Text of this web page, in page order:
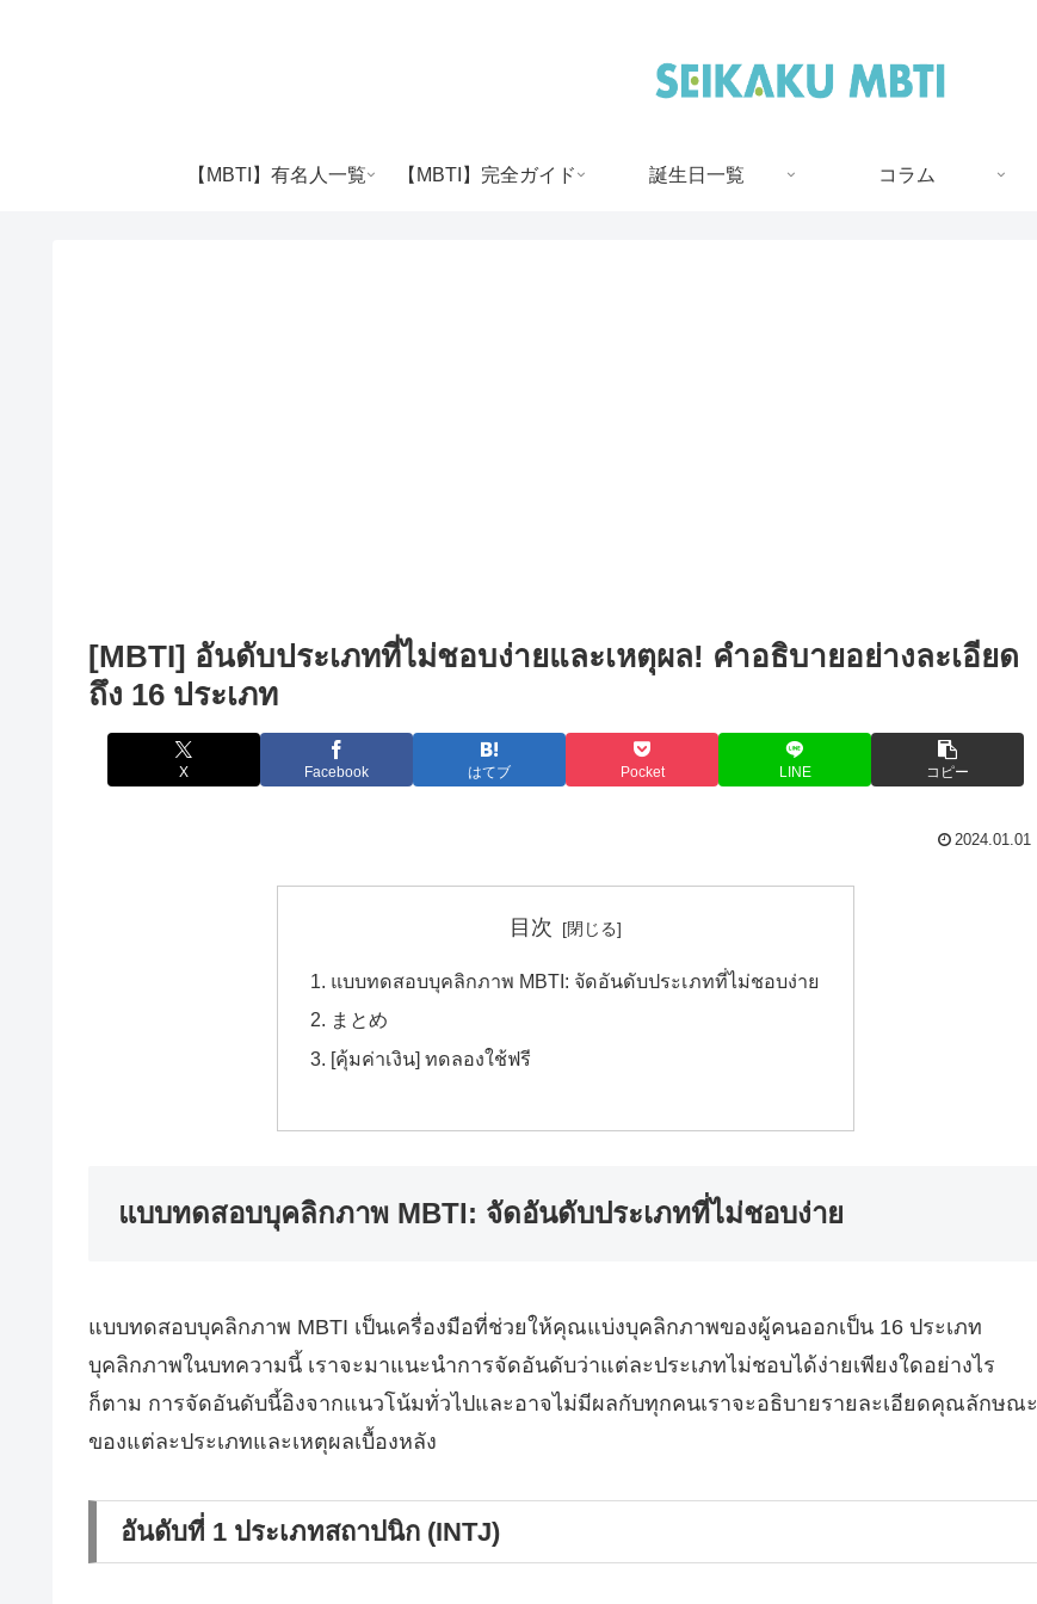
【MBTI】有名人一覧 【MBTI】完全ガイド 誕生日一覧 コラム
[MBTI] อันดับประเภทที่ไม่ชอบง่ายและเหตุผล! คำอธิบายอย่างละเอียด
ถึง 16 ประเภท
X Facebook はてブ Pocket LINE コピー
2024.01.01
目次
แบบทดสอบบุคลิกภาพ MBTI: จัดอันดับประเภทที่ไม่ชอบง่าย
まとめ
[คุ้มค่าเงิน] ทดลองใช้ฟรี
แบบทดสอบบุคลิกภาพ MBTI: จัดอันดับประเภทที่ไม่ชอบง่าย
แบบทดสอบบุคลิกภาพ MBTI เป็นเครื่องมือที่ช่วยให้คุณแบ่งบุคลิกภาพของผู้คนออกเป็น 16 ประเภท
บุคลิกภาพในบทความนี้ เราจะมาแนะนำการจัดอันดับว่าแต่ละประเภทไม่ชอบได้ง่ายเพียงใดอย่างไร
ก็ตาม การจัดอันดับนี้อิงจากแนวโน้มทั่วไปและอาจไม่มีผลกับทุกคนเราจะอธิบายรายละเอียดคุณลักษณะ
ของแต่ละประเภทและเหตุผลเบื้องหลัง
อันดับที่ 1 ประเภทสถาปนิก (INTJ)